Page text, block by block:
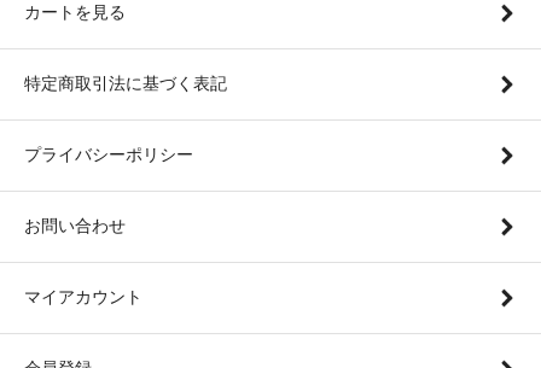
カートを見る
特定商取引法に基づく表記
プライバシーポリシー
お問い合わせ
マイアカウント